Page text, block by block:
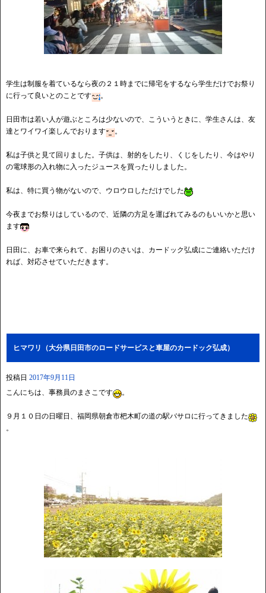
学生は制服を着ているなら夜の２１時までに帰宅をするなら学生だけでお祭り
に行って良いとのことです
。
日田市は若い人が遊ぶところは少ないので、こういうときに、学生さんは、友
達とワイワイ楽しんでおります
。
私は子供と見て回りました。子供は、射的をしたり、くじをしたり、今はやり
の電球形の入れ物に入ったジュースを買ったりしました。
私は、特に買う物がないので、ウロウロしただけでした
今夜までお祭りはしているので、近隣の方足を運ばれてみるのもいいかと思い
ます
日田に、お車で来られて、お困りのさいは、カードック弘成にご連絡いただけ
れば、対応させていただきます。
ヒマワリ（大分県日田市のロードサービスと車屋のカードック弘成）
投稿日 2017年9月11日
こんにちは、事務員のまさこです
。
９月１０日の日曜日、福岡県朝倉市杷木町の道の駅バサロに行ってきました
。